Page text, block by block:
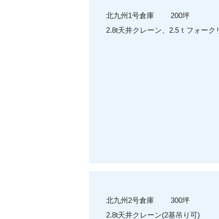
北九州1号倉庫 200坪
2.8t天井クレーン、2.5ｔフォーク
北九州2号倉庫 300坪
2.8t天井クレーン(2基吊り可)